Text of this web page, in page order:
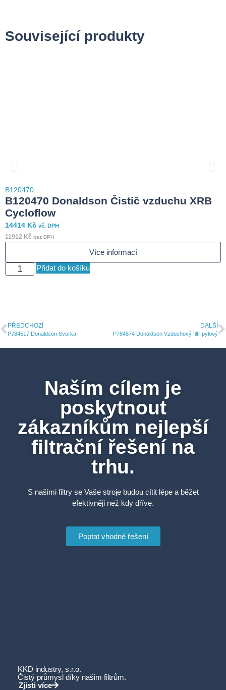
Související produkty
B120470
B120470 Donaldson Čistič vzduchu XRB
Cycloflow
14414 Kč vč. DPH
11912 Kč bez DPH
Více informací
Přidat do košíku
PŘEDCHOZÍ
P784517 Donaldson Svorka
DALŠÍ
P784574 Donaldson Vzduchový filtr pylový
Naším cílem je
poskytnout
zákazníkům nejlepší
filtrační řešení na
trhu.
S našimi filtry se Vaše stroje budou cítit lépe a běžet
efektivněji než kdy dříve.
Poptat vhodné řešení
KKD industry, s.r.o.
Čistý průmysl díky našim filtrům.
Zjisti více